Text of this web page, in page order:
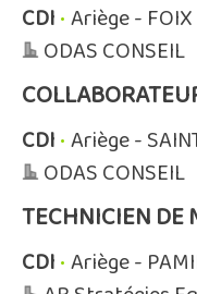
CDI•Ariège - FOIX
ODAS CONSEIL
CDI•Ariège -
ODAS CONSEIL
TECHNICIEN DE
CDI•Ariège -